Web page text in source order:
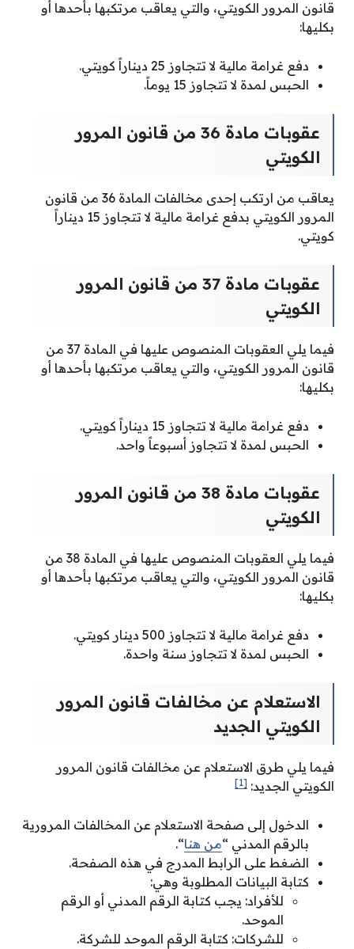
قانون المرور الكويتي، والتي يعاقب مرتكبها بأحدها أو
بكليها:
دفع غرامة مالية لا تتجاوز 25 ديناراً كويتي.
الحبس لمدة لا تتجاوز 15 يوماً.
عقوبات مادة 36 من قانون المرور
الكويتي
يعاقب من ارتكب إحدى مخالفات المادة 36 من قانون
المرور الكويتي بدفع غرامة مالية لا تتجاوز 15 ديناراً
كويتي.
عقوبات مادة 37 من قانون المرور
الكويتي
فيما يلي العقوبات المنصوص عليها في المادة 37 من
قانون المرور الكويتي، والتي يعاقب مرتكبها بأحدها أو
بكليها:
دفع غرامة مالية لا تتجاوز 15 ديناراً كويتي.
الحبس لمدة لا تتجاوز أسبوعاً واحد.
عقوبات مادة 38 من قانون المرور
الكويتي
فيما يلي العقوبات المنصوص عليها في المادة 38 من
قانون المرور الكويتي، والتي يعاقب مرتكبها بأحدها أو
بكليها:
دفع غرامة مالية لا تتجاوز 500 دينار كويتي.
الحبس لمدة لا تتجاوز سنة واحدة.
الاستعلام عن مخالفات قانون المرور
الكويتي الجديد
فيما يلي طرق الاستعلام عن مخالفات قانون المرور
الكويتي الجديد: [1]
الدخول إلى صفحة الاستعلام عن المخالفات المرورية
بالرقم المدني “من هنا“.
الضغط على الرابط المدرج في هذه الصفحة.
كتابة البيانات المطلوبة وهي:
للأفراد: يجب كتابة الرقم المدني أو الرقم
الموحد.
للشركات: كتابة الرقم الموحد للشركة.